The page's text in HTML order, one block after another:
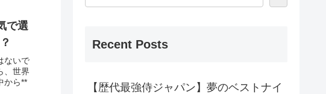
で選
ないで
、世界
から**
Recent Posts
【歴代最強侍ジャパン】夢のベストナイ